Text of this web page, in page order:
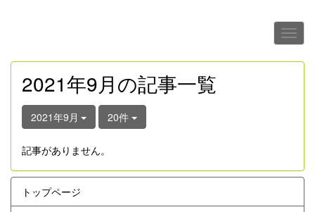
2021年9月の記事一覧
2021年9月 20件
記事がありません。
トップページ